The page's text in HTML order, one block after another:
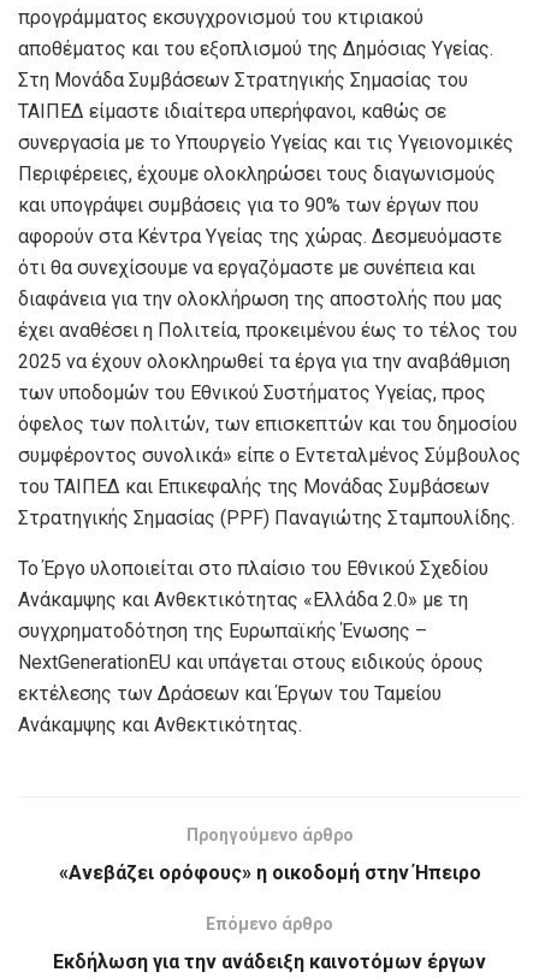
προγράμματος εκσυγχρονισμού του κτιριακού
αποθέματος και του εξοπλισμού της Δημόσιας Υγείας.
Στη Μονάδα Συμβάσεων Στρατηγικής Σημασίας του
ΤΑΙΠΕΔ είμαστε ιδιαίτερα υπερήφανοι, καθώς σε
συνεργασία με το Υπουργείο Υγείας και τις Υγειονομικές
Περιφέρειες, έχουμε ολοκληρώσει τους διαγωνισμούς
και υπογράψει συμβάσεις για το 90% των έργων που
αφορούν στα Κέντρα Υγείας της χώρας. Δεσμευόμαστε
ότι θα συνεχίσουμε να εργαζόμαστε με συνέπεια και
διαφάνεια για την ολοκλήρωση της αποστολής που μας
έχει αναθέσει η Πολιτεία, προκειμένου έως το τέλος του
2025 να έχουν ολοκληρωθεί τα έργα για την αναβάθμιση
των υποδομών του Εθνικού Συστήματος Υγείας, προς
όφελος των πολιτών, των επισκεπτών και του δημοσίου
συμφέροντος συνολικά» είπε ο Εντεταλμένος Σύμβουλος
του ΤΑΙΠΕΔ και Επικεφαλής της Μονάδας Συμβάσεων
Στρατηγικής Σημασίας (PPF) Παναγιώτης Σταμπουλίδης.
Το Έργο υλοποιείται στο πλαίσιο του Εθνικού Σχεδίου
Ανάκαμψης και Ανθεκτικότητας «Ελλάδα 2.0» με τη
συγχρηματοδότηση της Ευρωπαϊκής Ένωσης –
NextGenerationEU και υπάγεται στους ειδικούς όρους
εκτέλεσης των Δράσεων και Έργων του Ταμείου
Ανάκαμψης και Ανθεκτικότητας.
Προηγούμενο άρθρο
«Ανεβάζει ορόφους» η οικοδομή στην Ήπειρο
Επόμενο άρθρο
Εκδήλωση για την ανάδειξη καινοτόμων έργων